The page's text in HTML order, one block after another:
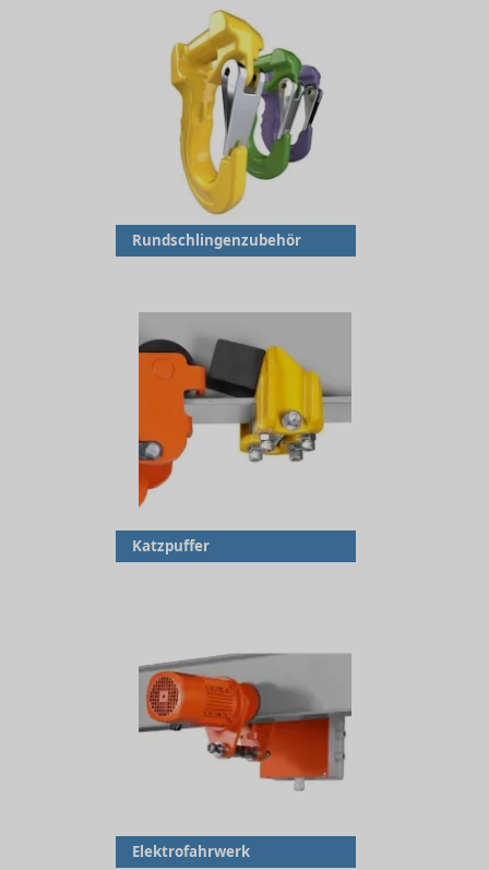
Rundschlingenzubehör
Katzpuffer
Elektrofahrwerk